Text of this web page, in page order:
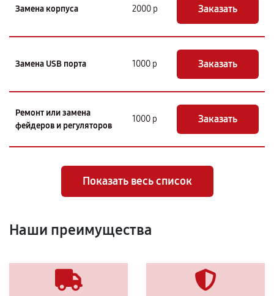
Замена корпуса 2000 р Заказать
Замена USB порта 1000 р Заказать
Ремонт или замена
фейдеров и регуляторов
1000 р Заказать
Показать весь список
Наши преимущества